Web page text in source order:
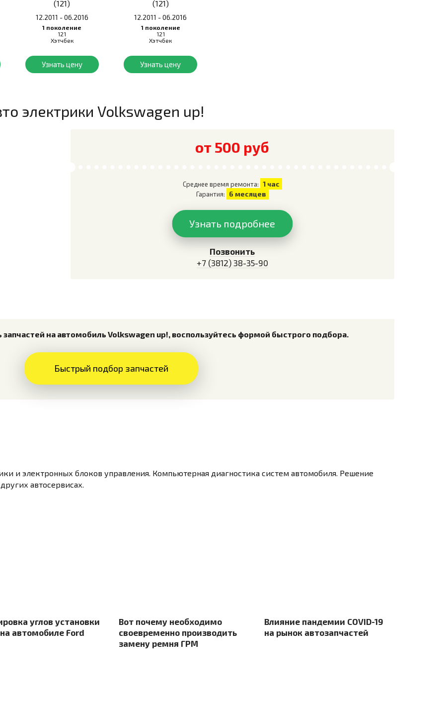
(121)
12.2011 - 06.2016
1 поколение
121
Хэтчбек
Узнать цену
(121)
12.2011 - 06.2016
1 поколение
121
Хэтчбек
Узнать цену
электрики Volkswagen up!
от 500 руб
Среднее время ремонта: 1 час
Гарантия: 6 месяцев
Узнать подробнее
Позвонить
+7 (3812) 38-35-90
запчастей на автомобиль Volkswagen up!, воспользуйтесь формой быстрого подбора.
Быстрый подбор запчастей
и электронных блоков управления. Компьютерная диагностика систем автомобиля. Решение
автосервисах.
углов установки
автомобиле Ford
Вот почему необходимо
своевременно производить
замену ремня ГРМ
Влияние пандемии СOVID-19
на рынок автозапчастей